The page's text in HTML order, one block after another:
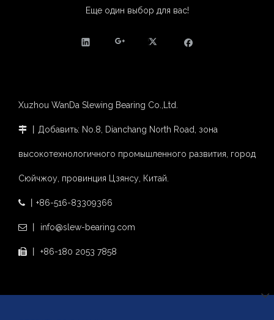
Еще один выбор для вас!
Xuzhou WanDa Slewing Bearing Co.,Ltd.
 丨Добавить: No.8, Dianchang North Road, зона
высокотехнологичного промышленного развития, город
Сюйчжоу, провинция Цзянсу, Китай.
 丨+86-516-83309366
 丨 info@slew-bearing.com
 丨 +86-180 2053 7858